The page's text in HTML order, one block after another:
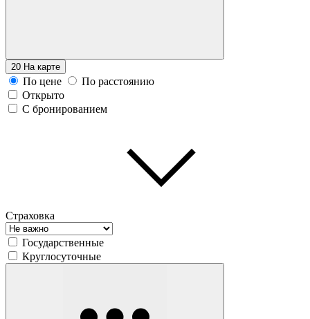
20 На карте
По цене
По расстоянию
Открыто
С бронированием
Страховка
Государственные
Круглосуточные